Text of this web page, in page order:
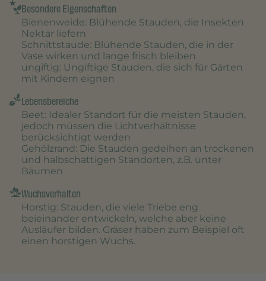
Besondere Eigenschaften
Bienenweide: Blühende Stauden, die Insekten
Nektar liefern
Schnittstaude: Blühende Stauden, die in der
Vase wirken und lange frisch bleiben
ungiftig: Ungiftige Stauden, die sich für Gärten
mit Kindern eignen
Lebensbereiche
Beet: Idealer Standort für die meisten Stauden,
jedoch müssen die Lichtverhältnisse
berücksichtigt werden
Gehölzrand: Die Stauden gedeihen an trockenen
und halbschattigen Standorten, z.B. unter
Bäumen
Wuchsverhalten
Horstig: Stauden, die viele Triebe eng
beieinander entwickeln, welche aber keine
Ausläufer bilden. Gräser haben zum Beispiel oft
einen horstigen Wuchs.